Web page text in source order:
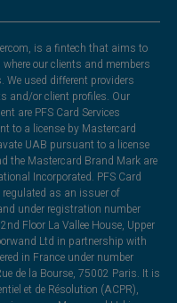
is a fintech that aims to
our clients and members
We used different providers
and/or client profiles. Our
are PFS Card Services
to a license by Mastercard
UAB pursuant to a license
the Mastercard Brand Mark are
Incorporated. PFS Card
as an issuer of
under registration number
Floor La Vallee House, Upper
Ltd in partnership with
in France under number
de la Bourse, 75002 Paris. It is
et de Résolution (ACPR),